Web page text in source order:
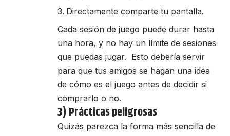
Directamente comparte tu pantalla.
Cada sesión de juego puede durar hasta
una hora, y no hay un límite de sesiones
que puedas jugar. Esto debería servir
para que tus amigos se hagan una idea
de cómo es el juego antes de decidir si
comprarlo o no.
3) Prácticas peligrosas
Quizás parezca la forma más sencilla de